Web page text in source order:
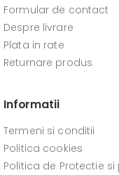
Formular de contact
Despre livrare
Plata in rate
Returnare produs
Informatii
Termeni si conditii
Politica cookies
Politica de Protectie